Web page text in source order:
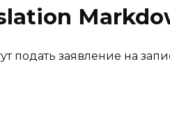
подать заявление на